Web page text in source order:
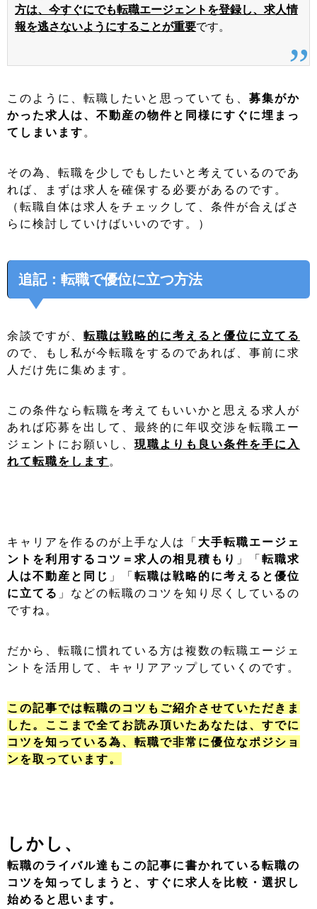
方は、今すぐにでも転職エージェントを登録し、求人情
報を逃さないようにすることが重要です。
このように、転職したいと思っていても、 募集がか
かった求人は、不動産の物件と同様にすぐに埋まっ
てしまいます 。
その為、転職を少しでもしたいと考えているのであ
れば、まずは求人を確保する必要があるのです。
（転職自体は求人をチェックして、条件が合えばさ
らに検討していけばいいのです。）
追記：転職で優位に立つ方法
余談ですが、 転職は戦略的に考えると優位に立てる
ので、もし私が今転職をするのであれば、事前に求
人だけ先に集めます。
この条件なら転職を考えてもいいかと思える求人が
あれば応募を出して、最終的に年収交渉を転職エー
ジェントにお願いし、 現職よりも良い条件を手に入
れて転職をします 。
キャリアを作るのが上手な人は「 大手転職エージェ
ントを利用するコツ＝求人の相見積もり 」「転職求
人は不動産と同じ 」「転職は戦略的に考えると優位
に立てる 」などの転職のコツを知り尽くしているの
ですね。
だから、転職に慣れている方は複数の転職エージェ
ントを活用して、キャリアアップしていくのです。
この記事では転職のコツもご紹介させていただきま
した。ここまで全てお読み頂いたあなたは、すでに
コツを知っている為、転職で非常に優位なポジショ
ンを取っています。
しかし、
転職のライバル達もこの記事に書かれている転職の
コツを知ってしまうと、すぐに求人を比較・選択し
始めると思います。